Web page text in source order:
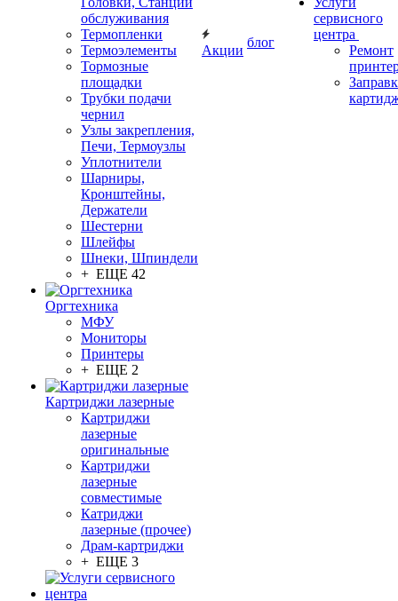
обслуживания
Термопленки
Термоэлементы
Тормозные
площадки
Трубки подачи
чернил
Узлы закрепления,
Печи, Термоузлы
Уплотнители
Шарниры,
Кронштейны,
Держатели
Шестерни
Шлейфы
Шнеки, Шпиндели
+ ЕЩЕ 42
Оргтехника
МФУ
Мониторы
Принтеры
+ ЕЩЕ 2
Картриджи лазерные
Картриджи
лазерные
оригинальные
Картриджи
лазерные
совместимые
Катриджи
лазерные (прочее)
Драм-картриджи
+ ЕЩЕ 3
Акции
блог
сервисного
центра
Ремонт